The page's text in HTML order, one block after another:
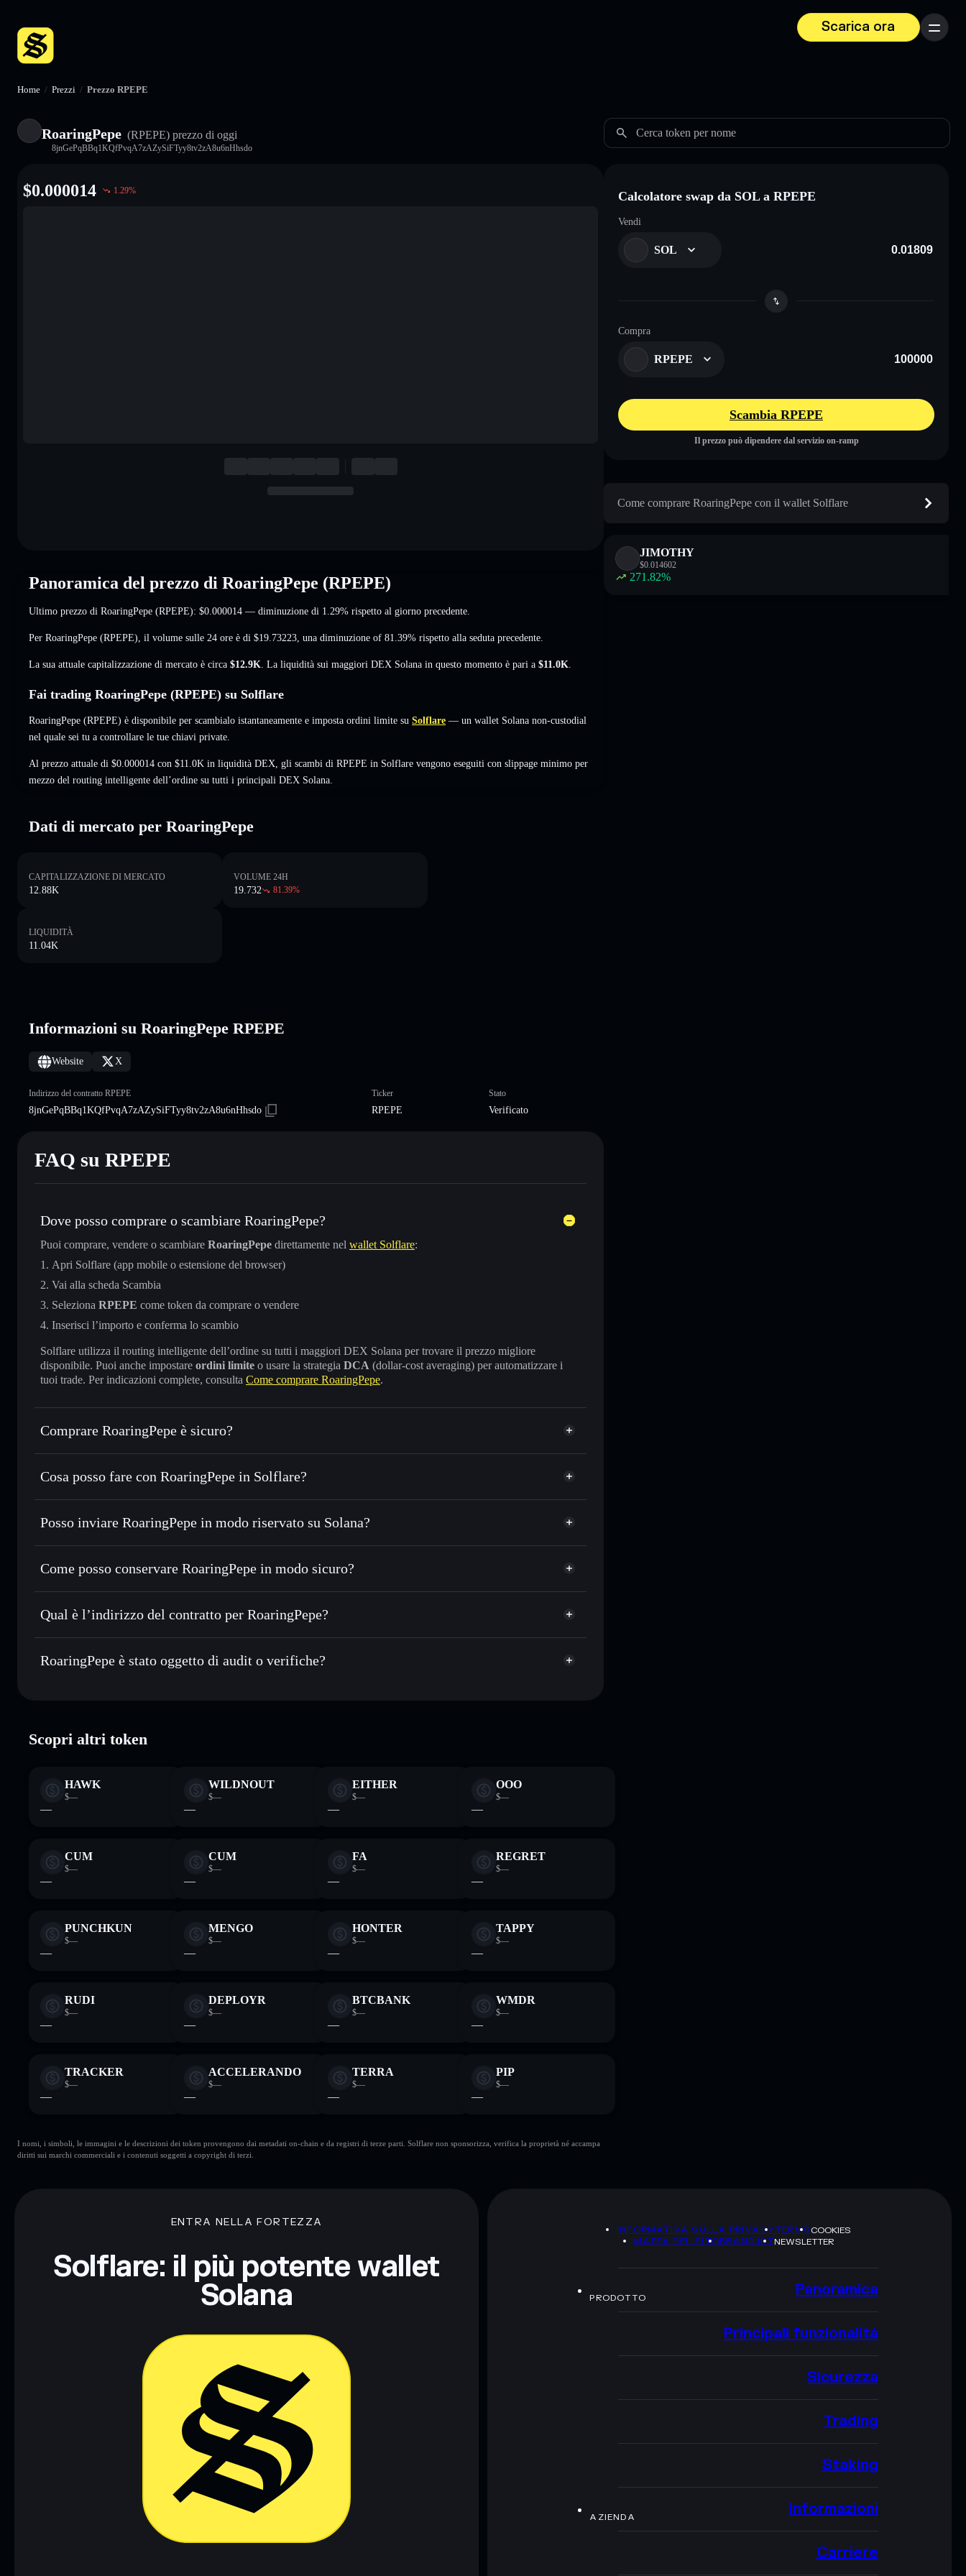
Scarica ora
Menu
Home / Prezzi / Prezzo RPEPE
RoaringPepe (RPEPE) prezzo di oggi
8jnGePqBBq1KQfPvqA7zAZySiFTyy8tv2zA8u6nHhsdo
Cerca token per nome
$0.000014 1.29%
Panoramica del prezzo di RoaringPepe (RPEPE)
Ultimo prezzo di RoaringPepe (RPEPE): $0.000014 — diminuzione di 1.29% rispetto al giorno precedente.
Per RoaringPepe (RPEPE), il volume sulle 24 ore è di $19.73223 una diminuzione of 81.39% rispetto alla seduta precedente.
La sua attuale capitalizzazione di mercato è circa $12.9K . La liquidità sui maggiori DEX Solana in questo momento è pari a $11.0K
Fai trading RoaringPepe (RPEPE) su Solflare
RoaringPepe (RPEPE) è disponibile per scambialo istantaneamente e imposta ordini limite su Solflare — un wallet Solana non-custodial
nel quale sei tu a controllare le tue chiavi private.
Al prezzo attuale di $0.000014 con $11.0K in liquidità DEX, gli scambi di RPEPE in Solflare vengono eseguiti con slippage minimo per
mezzo del routing intelligente dell’ordine su tutti i principali DEX Solana.
Dati di mercato per RoaringPepe
CAPITALIZZAZIONE DI MERCATO
12.88K
VOLUME 24H
19.732 81.39%
LIQUIDITÀ
11.04K
Informazioni su RoaringPepe RPEPE
Website X
Indirizzo del contratto RPEPE
8jnGePqBBq1KQfPvqA7zAZySiFTyy8tv2zA8u6nHhsdo
Ticker
RPEPE
Stato
Verificato
FAQ su RPEPE
Dove posso comprare o scambiare RoaringPepe?
Puoi comprare, vendere o scambiare RoaringPepe direttamente nel wallet Solflare:
Apri Solflare (app mobile o estensione del browser)
Vai alla scheda Scambia
Seleziona RPEPE come token da comprare o vendere
Inserisci l’importo e conferma lo scambio
Solflare utilizza il routing intelligente dell’ordine su tutti i maggiori DEX Solana per trovare il prezzo migliore
disponibile. Puoi anche impostare ordini limite o usare la strategia DCA (dollar-cost averaging) per automatizzare i
tuoi trade. Per indicazioni complete, consulta Come comprare RoaringPepe.
Comprare RoaringPepe è sicuro?
RoaringPepe token verificato
Cosa posso fare con RoaringPepe in Solflare?
RoaringPepe
wallet Solflare
Scambiare istantaneamente— scambia RPEPE in SOL, USDC o in migliaia di altri token Solana al prezzo
Usare il DCA— applica la strategia dollar-cost average su RPEPE nel tempo
Inviare in modo riservato— trasferisci RPEPE senza collegare pubblicamente i wallet usando l’Aggregatore di
privacy incorporato di Solflare
esclusivo controllo delle tue chiavi private
Posso inviare RoaringPepe in modo riservato su Solana?
wallet Solflare
Aggregatore di privacy
Come posso conservare RoaringPepe in modo sicuro?
RoaringPepe wallet non-custodial Solflare
Aggregatore di
privacy
Qual è l’indirizzo del contratto per RoaringPepe?
RoaringPepe
8jnGePqBBq1KQfPvqA7zAZySiFTyy8tv2zA8u6nHhsdo
RoaringPepe è stato oggetto di audit o verifiche?
Scopri altri token
HAWK
$—
—
WILDNOUT
$—
—
EITHER
$—
—
OOO
$—
—
CUM
$—
—
CUM
$—
—
FA
$—
—
REGRET
$—
—
PUNCHKUN
$—
—
MENGO
$—
—
HONTER
$—
—
TAPPY
$—
—
RUDI
$—
—
DEPLOYR
$—
—
BTCBANK
$—
—
WMDR
$—
—
TRACKER
$—
—
ACCELERANDO
$—
—
TERRA
$—
—
PIP
$—
—
I nomi, i simboli, le immagini e le descrizioni dei token provengono dai metadati on-chain e da registri di terze parti. Solflare non sponsorizza, verifica la proprietà né accampa
diritti sui marchi commerciali e i contenuti soggetti a copyright di terzi.
Calcolatore swap da SOL a RPEPE
Vendi
SOL
Compra
RPEPE
Scambia RPEPE
Il prezzo può dipendere dal servizio on-ramp
Come comprare RoaringPepe con il wallet Solflare
JIMOTHY
$0.014602
271.82%
ENTRA NELLA FORTEZZA
Solflare: il più potente wallet
Solana
INFORMATIVA SULLA PRIVACYTERMSCOOKIES
MAPPA DEL SITOBRAND KITNEWSLETTER
PRODOTTO Panoramica
Principali funzionalità
Sicurezza
Trading
Staking
AZIENDA Informazioni
Carriere